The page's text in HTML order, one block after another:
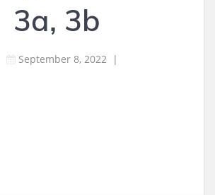
3a, 3b
September 8, 2022 |